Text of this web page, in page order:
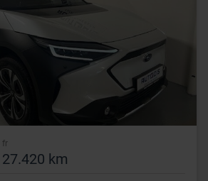
fr
27.420 km